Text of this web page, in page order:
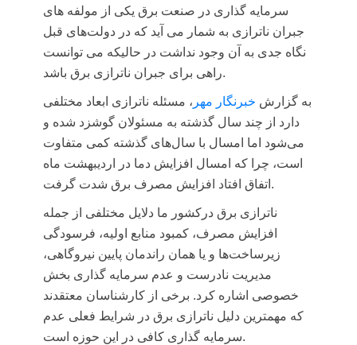
سرمایه گذاری در صنعت برق یکی از مولفه های
جبران ناترازی به شمار می آید که در دولت‌های قبل
نگاه جدی به آن وجود نداشت در حالیکه می توانست
راهی برای جبران ناترازی برق باشد.
به گزارش خبرنگار مهر ، مسئله ناترازی ابعاد مختلفی
دارد از چند سال گذشته به مسئولان گوشزد شده و
می‌شود اما امسال با سال‌های گذشته کمی متفاوت
است، چرا که امسال افزایش دما در اردیبهشت ماه
اتفاق افتاد افزایش مصرف برق شدت گرفت.
ناترازی برق درکشور ما دلایل مختلفی از جمله
افزایش مصرف، کمبود منابع اولیه، فرسودگی
زیرساخت‌ها و یا همان راندمان پایین نیروگاهی،
مدیریت نادرست و عدم سرمایه گذاری بخش
خصوصی اشاره کرد. برخی از کارشناسان معتقدند
که مهمترین دلیل ناترازی برق در شرایط فعلی عدم
سرمایه گذاری کافی در این حوزه است.